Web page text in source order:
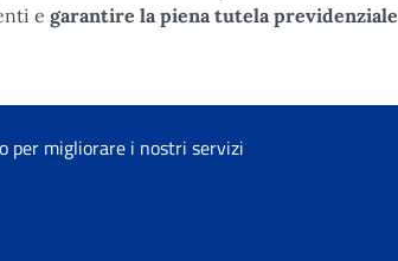
e garantire la piena tutela previdenziale
per migliorare i nostri servizi